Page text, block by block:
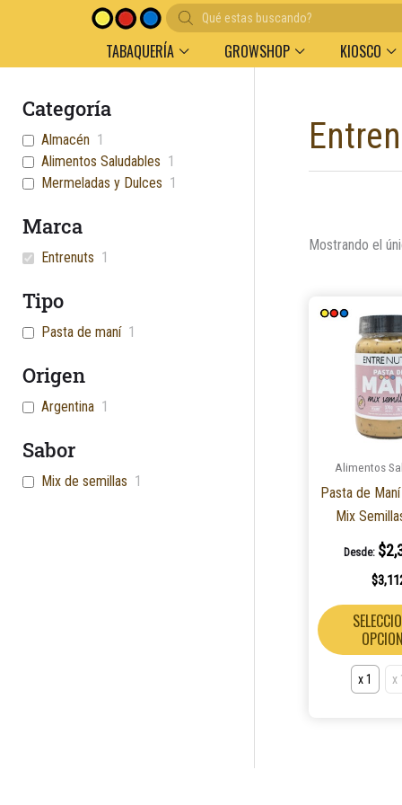
Búsqueda
de
productos
Entregas en el día en AMBA Descuento por
TABAQUERÍA GROWSHOP KIOSCO
Categoría
Almacén 1
Alimentos Saludables 1
Mermeladas y Dulces 1
Marca
Entrenuts 1
Tipo
Pasta de maní 1
Origen
Argentina 1
Sabor
Mix de semillas 1
Mostrando el
Alimentos
Pasta de
Mix
Desde: $
$
x 1 x